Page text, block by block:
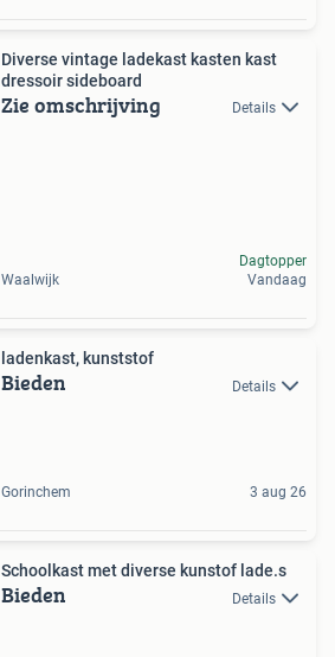
Diverse vintage ladekast kasten kast
dressoir sideboard
Zie omschrijving Details
Waalwijk
Dagtopper
Vandaag
ladenkast, kunststof
Bieden Details
Gorinchem 3 aug 26
Schoolkast met diverse kunstof lade.s
Bieden Details